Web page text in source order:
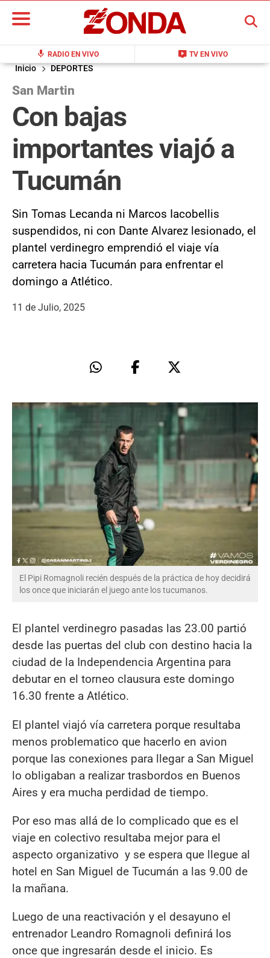
mic RADIO EN VIVO live_tv TV EN VIVO
BUSCAR
Inicio DEPORTES
San Martin
Con bajas
importantes viajó a
Tucumán
Sin Tomas Lecanda ni Marcos Iacobellis
suspendidos, ni con Dante Alvarez lesionado, el
plantel verdinegro emprendió el viaje vía
carretera hacia Tucumán para enfrentar el
domingo a Atlético.
11 de Julio, 2025
El Pipi Romagnoli recién después de la práctica de hoy decidirá
los once que iniciarán el juego ante los tucumanos.
El plantel verdinegro pasadas las 23.00 partió
desde las puertas del club con destino hacia la
ciudad de la Independencia Argentina para
debutar en el torneo clausura este domingo
16.30 frente a Atlético.
El plantel viajó vía carretera porque resultaba
menos problematico que hacerlo en avion
porque las conexiones para llegar a San Miguel
lo obligaban a realizar trasbordos en Buenos
Aires y era mucha perdidad de tiempo.
Por eso mas allá de lo complicado que es el
viaje en colectivo resultaba mejor para el
aspecto organizativo y se espera que llegue al
hotel en San Miguel de Tucumán a las 9.00 de
la mañana.
Luego de una reactivación y el desayuno el
entrenador Leandro Romagnoli definirá los
once que ingresarán desde el inicio. Es